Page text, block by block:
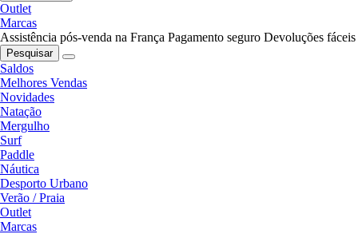
Outlet
Marcas
Assistência pós-venda na França Pagamento seguro Devoluções fáceis
Pesquisar
Saldos
Melhores Vendas
Novidades
Natação
Mergulho
Surf
Paddle
Náutica
Desporto Urbano
Verão / Praia
Outlet
Marcas